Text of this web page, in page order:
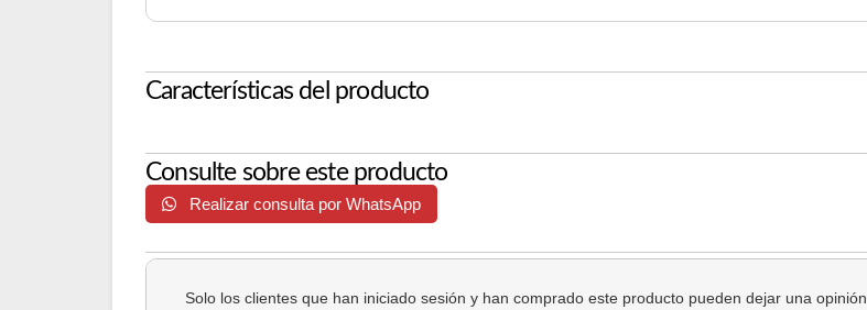
Características del producto
Consulte sobre este producto
Realizar consulta por WhatsApp
Solo los clientes que han iniciado sesión y han comprado este producto pueden dejar una opinión.